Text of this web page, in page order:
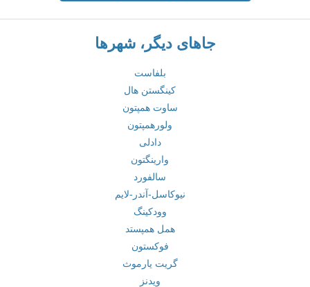
جاهای دیگر، شهرها
بلفاست
کینگستن هال
ساوت همپتون
ولورهمپتون
دادلی
وارینگتون
سالفورد
نیوکاسل-آندر-لایم
وودکینگ
همل همپستد
فوکستون
گریت یارموث
ویدنز